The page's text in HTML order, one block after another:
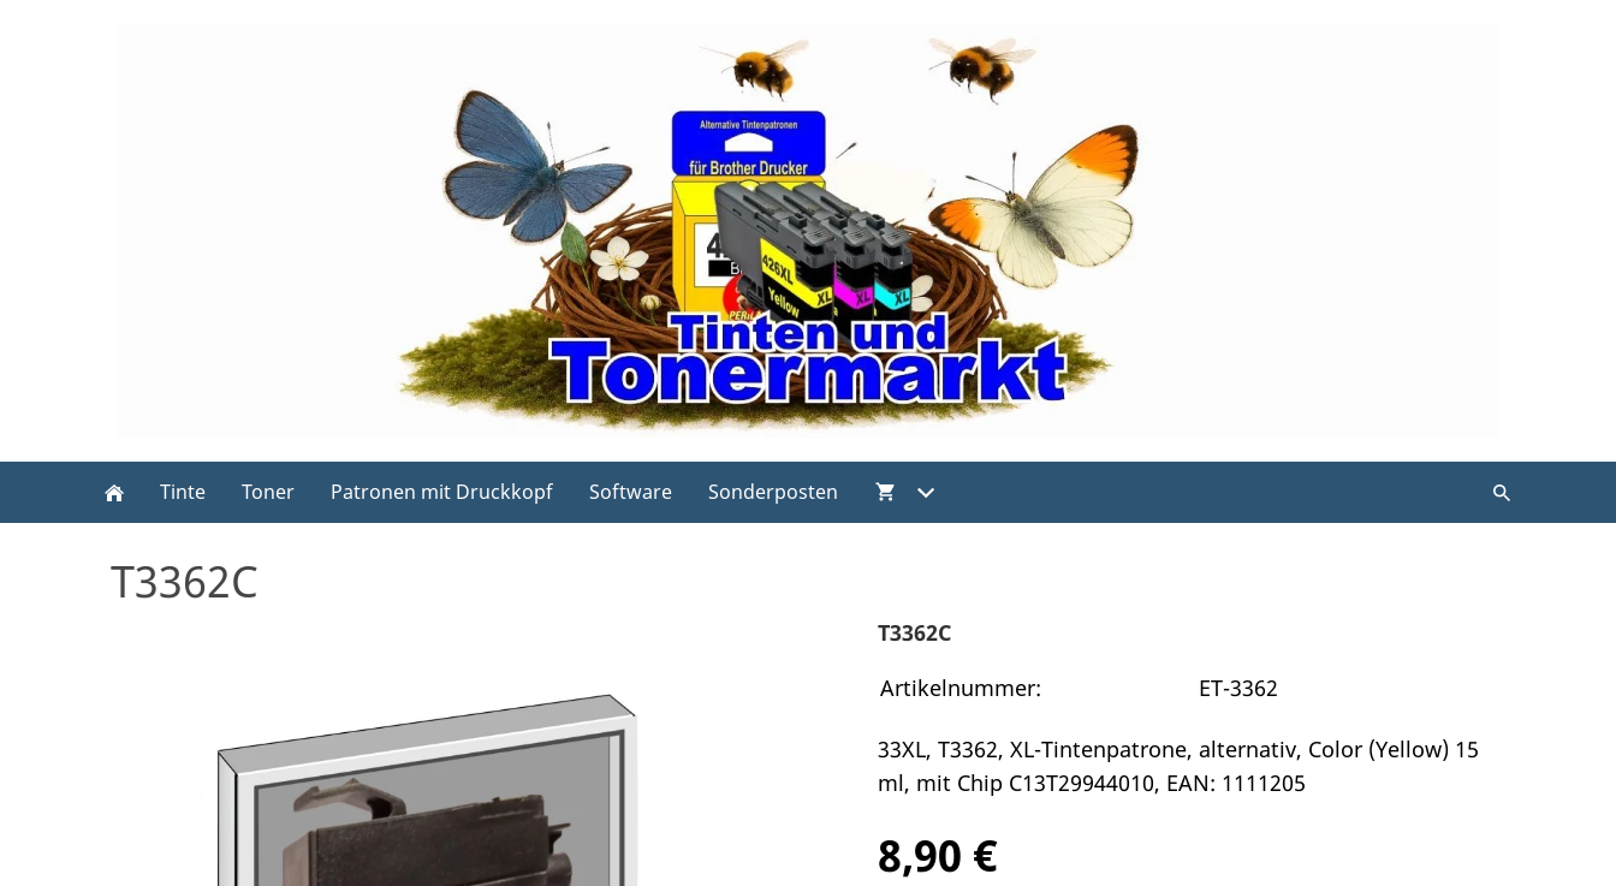
Tinte Toner Patronen mit Druckkopf Software Sonderposten
T3362C
T3362C
Artikelnummer:
ET-3362
33XL, T3362, XL-Tintenpatrone, alternativ, Color (Yellow) 15
ml, mit Chip C13T29944010, EAN: 1111205
8,90 €